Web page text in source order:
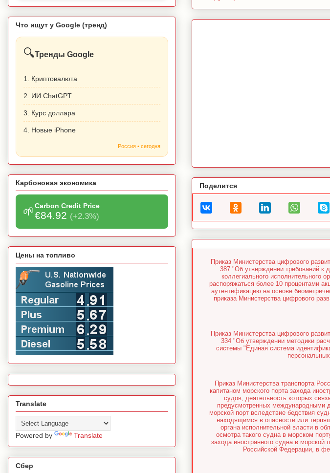
Поделится
Приказ Министерства цифрового
387 "Об утверждении требований к
коллегиального исполнительного
распоряжаться более 10 процентами
аутентификацию на основе
приказа Министерства цифрового
Приказ Министерства цифрового
334 "Об утверждении методики
системы "Единая система
Приказ Министерства транспорта
капитаном морского порта захода
судов, деятельность которых
предусмотренных международными
морской порт вследствие бедствия
находящимся в опасности или
органа исполнительной власти в
осмотра такого судна в морском
захода иностранного судна в морской
Российской Федерации, в
Что ищут у Google (тренд)
🔍Тренды Google
1. Криптовалюта
2. ИИ ChatGPT
3. Курс доллара
4. Новые iPhone
Россия • сегодня
Карбоновая экономика
🌱Carbon Credit Price
€84.92 (+2.3%)
Цены на топливо
Translate
Powered by Translate
Сбер